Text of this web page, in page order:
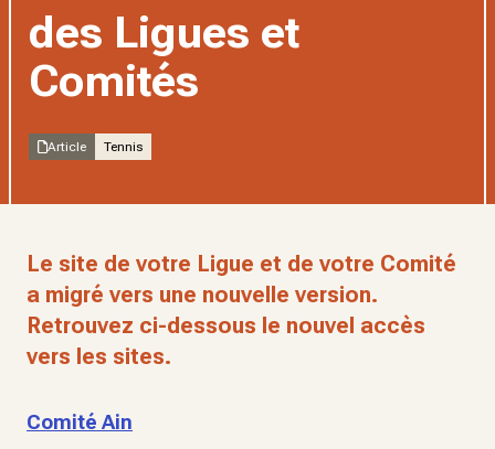
des Ligues et
Comités
Article Tennis
Le site de votre Ligue et de votre Comité
a migré vers une nouvelle version.
Retrouvez ci-dessous le nouvel accès
vers les sites.
Comité Ain